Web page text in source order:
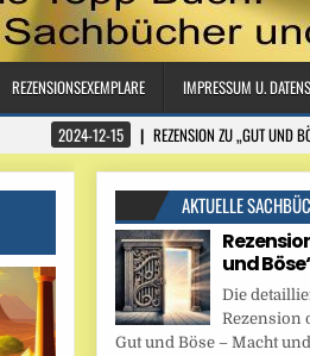
REZENSIONSEXEMPLARE
IMPRESSUM U.
2024-12-15 REZENSION ZU „GUT UND
AKTUELLE
und
Die
Rezension
Gut und Böse – Macht